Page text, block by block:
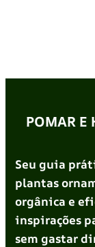
POMAR E
Seu guia
plantas
orgânica e
inspirações
sem gastar